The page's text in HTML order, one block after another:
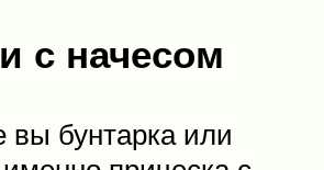
с начесом
бунтарка или